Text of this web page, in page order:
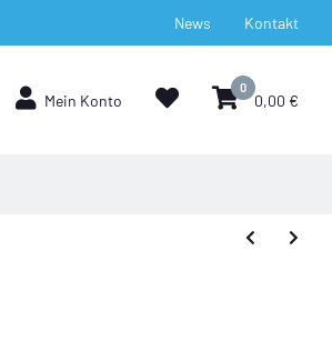
News Kontakt
Mein Konto
0
0,00 €